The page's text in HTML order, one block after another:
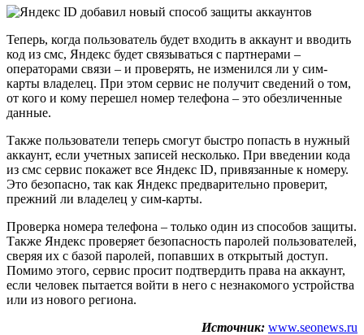
Теперь, когда пользователь будет входить в аккаунт и вводить
код из смс, Яндекс будет связываться с партнерами –
операторами связи – и проверять, не изменился ли у сим-
карты владелец. При этом сервис не получит сведений о том,
от кого и кому перешел номер телефона – это обезличенные
данные.
Также пользователи теперь смогут быстро попасть в нужный
аккаунт, если учетных записей несколько. При введении кода
из смс сервис покажет все Яндекс ID, привязанные к номеру.
Это безопасно, так как Яндекс предварительно проверит,
прежний ли владелец у сим-карты.
Проверка номера телефона – только один из способов защиты.
Также Яндекс проверяет безопасность паролей пользователей,
сверяя их с базой паролей, попавших в открытый доступ.
Помимо этого, сервис просит подтвердить права на аккаунт,
если человек пытается войти в него с незнакомого устройства
или из нового региона.
Источник: www.seonews.ru